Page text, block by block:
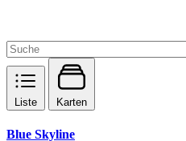
Liste Karten
Blue Skyline